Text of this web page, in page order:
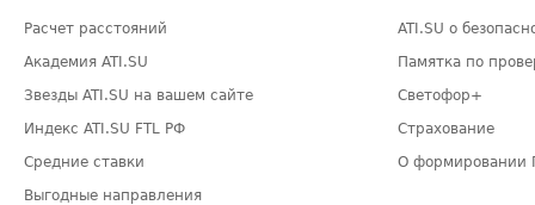
Расчет расстояний
Академия ATI.SU
Звезды ATI.SU на вашем сайте
Индекс ATI.SU FTL РФ
Средние ставки
Выгодные направления
ATI.SU о
Памятка по
Светофор+
Страхование
О формировании